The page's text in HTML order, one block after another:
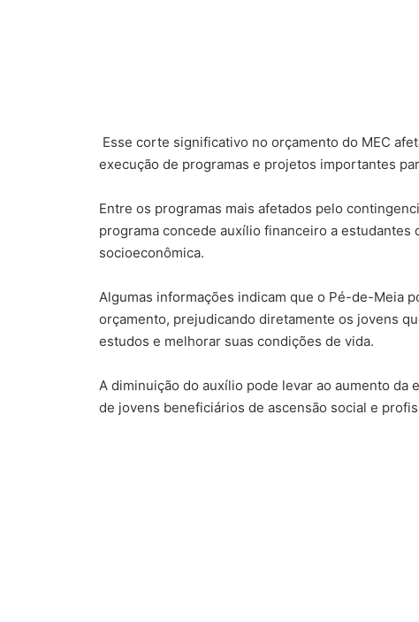
Esse corte significativo no orçamento do MEC
execução de programas e projetos importantes
Entre os programas mais afetados pelo
programa concede auxílio financeiro a
socioeconômica.
Algumas informações indicam que o Pé-de-Meia
orçamento, prejudicando diretamente os jovens
estudos e melhorar suas condições de vida.
A diminuição do auxílio pode levar ao aumento
de jovens beneficiários de ascensão social e